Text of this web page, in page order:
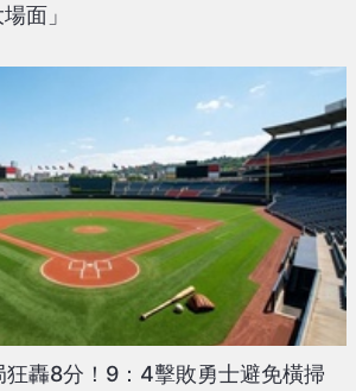
面」
狂轟8分！9：4擊敗勇士避免橫掃